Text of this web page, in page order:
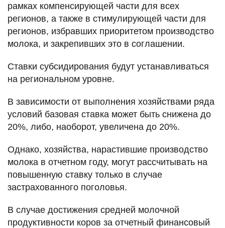
рамках компенсирующей части для всех
регионов, а также в стимулирующей части для
регионов, избравших приоритетом производство
молока, и закрепивших это в соглашении.
Ставки субсидирования будут устанавливаться
на региональном уровне.
В зависимости от выполнения хозяйствами ряда
условий базовая ставка может быть снижена до
20%, либо, наоборот, увеличена до 20%.
Однако, хозяйства, нарастившие производство
молока в отчетном году, могут рассчитывать на
повышенную ставку только в случае
застрахованного поголовья.
В случае достижения средней молочной
продуктивности коров за отчетный финансовый